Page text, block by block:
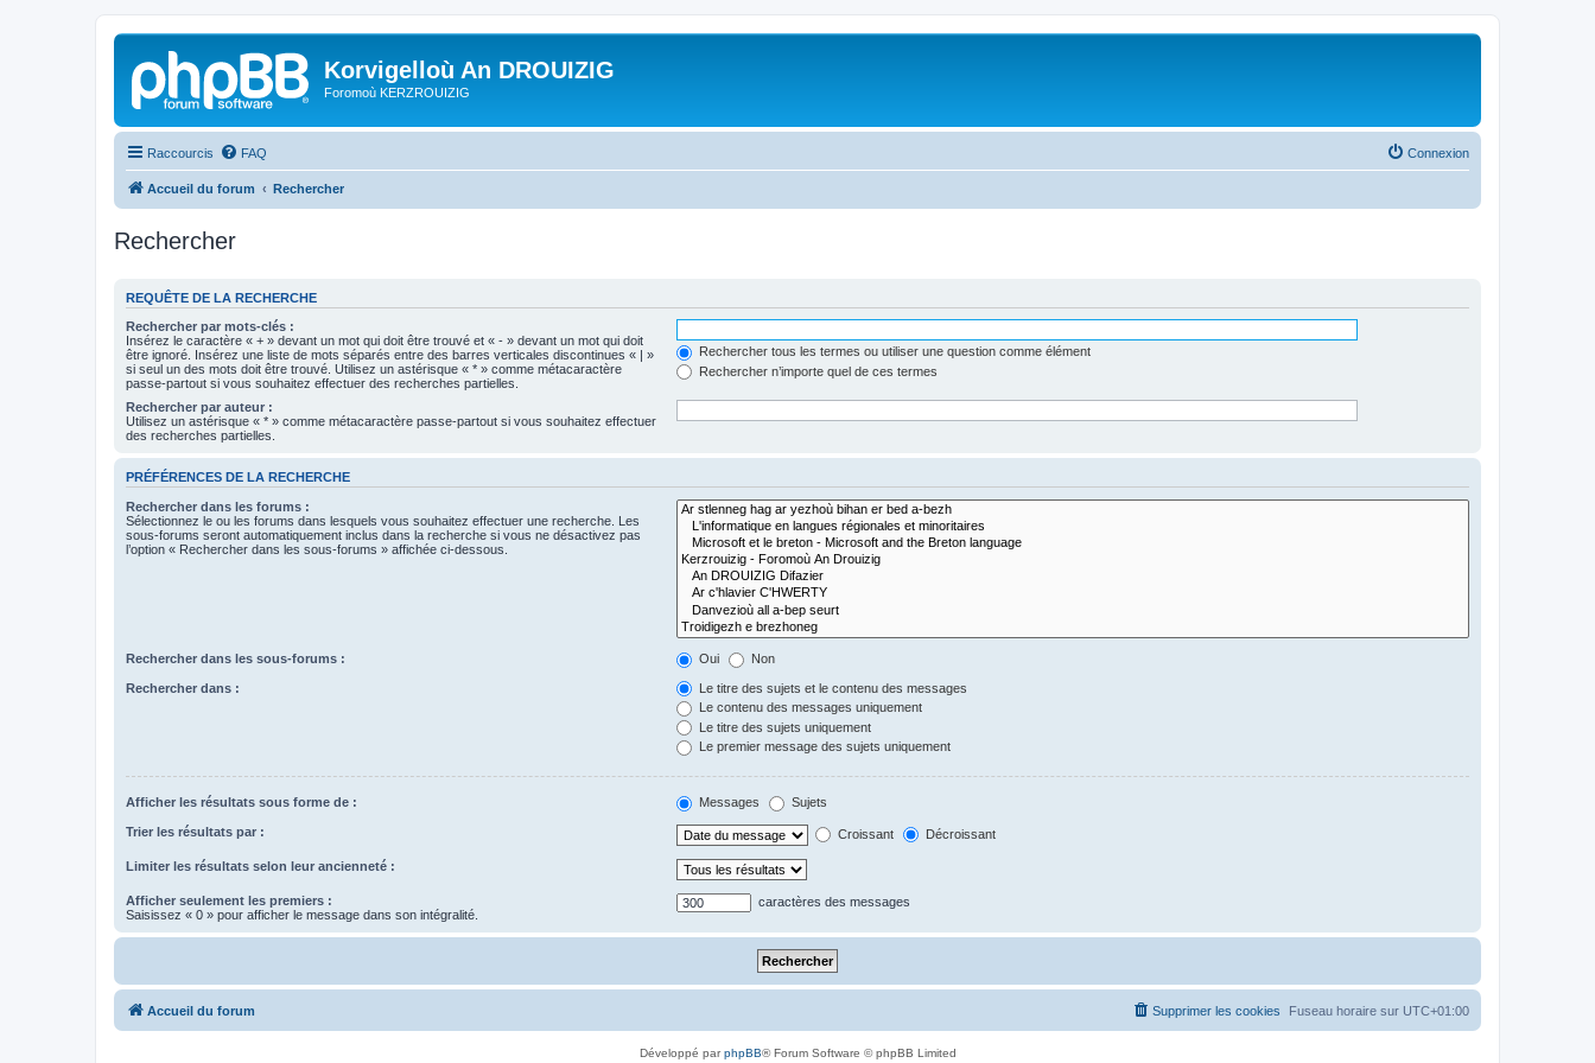
Korvigelloù An DROUIZIG
Foromoù KERZROUIZIG
Raccourcis FAQ Connexion
Accueil du forum Rechercher
Rechercher
REQUÊTE DE LA RECHERCHE
Rechercher par mots-clés :
Insérez le caractère « + » devant un mot qui doit être trouvé et « - » devant un mot qui doit
être ignoré. Insérez une liste de mots séparés entre des barres verticales discontinues « | »
si seul un des mots doit être trouvé. Utilisez un astérisque « * » comme métacaractère
passe-partout si vous souhaitez effectuer des recherches partielles.
Rechercher tous les termes ou utiliser une question comme élément
Rechercher n’importe quel de ces termes
Rechercher par auteur :
Utilisez un astérisque « * » comme métacaractère passe-partout si vous souhaitez effectuer
des recherches partielles.
PRÉFÉRENCES DE LA RECHERCHE
Rechercher dans les forums :
Sélectionnez le ou les forums dans lesquels vous souhaitez effectuer une recherche. Les
sous-forums seront automatiquement inclus dans la recherche si vous ne désactivez pas
l’option « Rechercher dans les sous-forums » affichée ci-dessous.
Rechercher dans les sous-forums : Oui Non
Rechercher dans :
Le titre des sujets et le contenu des messages
Le contenu des messages uniquement
Le titre des sujets uniquement
Le premier message des sujets uniquement
Afficher les résultats sous forme de : Messages Sujets
Trier les résultats par : Croissant Décroissant
Limiter les résultats selon leur ancienneté :
Afficher seulement les premiers :
Saisissez « 0 » pour afficher le message dans son intégralité.
caractères des messages
Accueil du forum Fuseau horaire sur UTC+01:00
Supprimer les cookies
Développé parphpBB® Forum Software © phpBB Limited